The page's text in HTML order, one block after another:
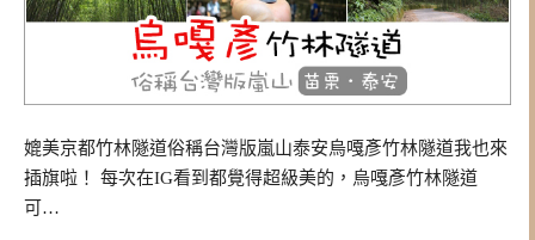
媲美京都竹林隧道俗稱台灣版嵐山泰安烏嘎彥竹林隧道我也來
插旗啦！ 每次在IG看到都覺得超級美的，烏嘎彥竹林隧道
可…